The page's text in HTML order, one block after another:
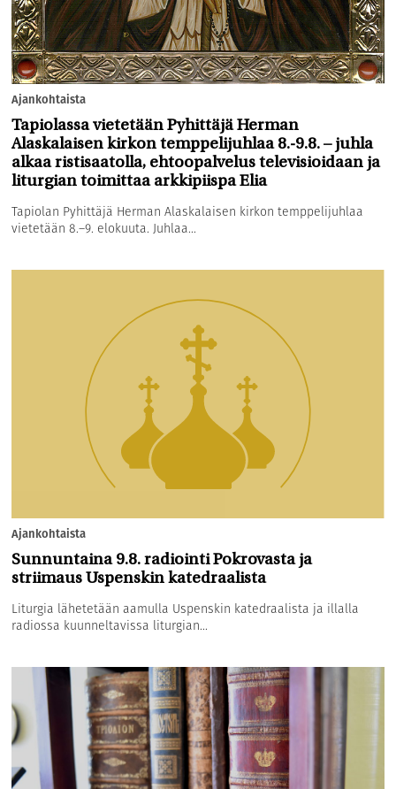
Ajankohtaista
Tapiolassa vietetään Pyhittäjä Herman
Alaskalaisen kirkon temppelijuhlaa 8.-9.8. – juhla
alkaa ristisaatolla, ehtoopalvelus televisioidaan ja
liturgian toimittaa arkkipiispa Elia
Tapiolan Pyhittäjä Herman Alaskalaisen kirkon temppelijuhlaa
vietetään 8.–9. elokuuta. Juhlaa...
Ajankohtaista
Sunnuntaina 9.8. radiointi Pokrovasta ja
striimaus Uspenskin katedraalista
Liturgia lähetetään aamulla Uspenskin katedraalista ja illalla
radiossa kuunneltavissa liturgian...